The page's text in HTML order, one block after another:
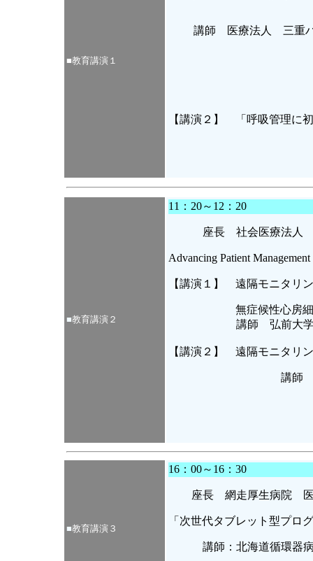
■教育講演１
講師 医療法人 三重
【講演２】 「呼吸管理に
■教育講演２
11：20～12：20
座長 社会医療法
Advancing Patient
【講演１】 遠隔モニタリ
無症候性心房細動マ
講師 弘前大
【講演２】 遠隔モニタリ
講師
■教育講演３
16：00～16：30
座長 網走厚生病院
「次世代タブレット型プロ
講師：北海道循環